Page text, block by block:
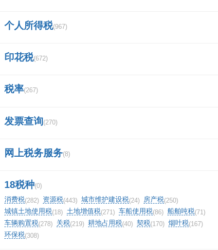
手机上能查询商标吗？
win10开机出现微软商标后一直黑屏怎
通过商标局官网查询商标的方法？
30类商标分类？
个人所得税(967)
印花税(672)
税率(267)
发票查询(270)
网上税务服务(8)
18税种(0)
消费税(282) 资源税(443) 城市维护建设税(24) 房产税(250)
城镇土地使用税(18) 土地增值税(271) 车船使用税(86) 船舶吨税(71)
车辆购置税(278) 关税(219) 耕地占用税(40) 契税(170) 烟叶税(167)
环保税(308)